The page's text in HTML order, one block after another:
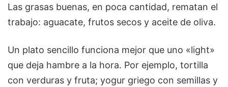
Las grasas buenas, en poca cantidad, rematan el
trabajo: aguacate, frutos secos y aceite de oliva.
Un plato sencillo funciona mejor que uno «light»
que deja hambre a la hora. Por ejemplo, tortilla
con verduras y fruta; yogur griego con semillas y